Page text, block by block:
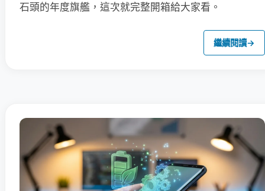
石頭的年度旗艦，這次就完整開箱給大家看。
繼續閱讀→